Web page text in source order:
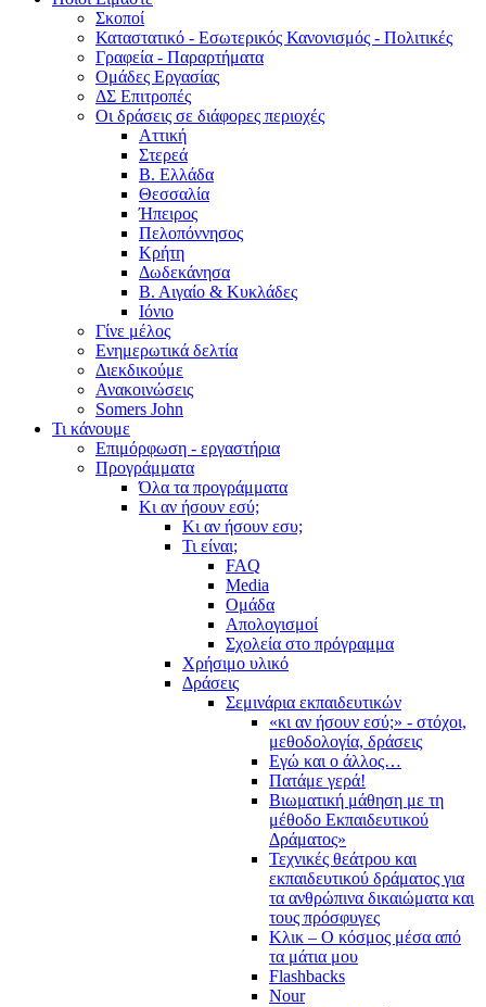
Σκοποί
Καταστατικό - Εσωτερικός Κανονισμός - Πολιτικές
Γραφεία - Παραρτήματα
Ομάδες Εργασίας
ΔΣ Επιτροπές
Οι δράσεις σε διάφορες περιοχές
Αττική
Στερεά
Β. Ελλάδα
Θεσσαλία
Ήπειρος
Πελοπόννησος
Κρήτη
Δωδεκάνησα
Β. Αιγαίο & Κυκλάδες
Ιόνιο
Γίνε μέλος
Ενημερωτικά δελτία
Διεκδικούμε
Ανακοινώσεις
Somers John
Τι κάνουμε
Επιμόρφωση - εργαστήρια
Προγράμματα
Όλα τα προγράμματα
Κι αν ήσουν εσύ;
Κι αν ήσουν εσυ;
Τι είναι;
FAQ
Media
Ομάδα
Απολογισμοί
Σχολεία στο πρόγραμμα
Χρήσιμο υλικό
Δράσεις
Σεμινάρια εκπαιδευτικών
«κι αν ήσουν εσύ;» - στόχοι,
μεθοδολογία, δράσεις
Εγώ και ο άλλος…
Πατάμε γερά!
Βιωματική μάθηση με τη
μέθοδο Εκπαιδευτικού
Δράματος»
Τεχνικές θεάτρου και
εκπαιδευτικού δράματος για
τα ανθρώπινα δικαιώματα και
τους πρόσφυγες
Κλικ – Ο κόσμος μέσα από
τα μάτια μου
Flashbacks
Nour